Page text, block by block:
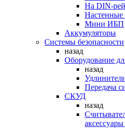
На DIN-
Мини ИБП
Аккумуляторы
Системы безопасности
назад
Оборудование
назад
Передача
СКУД
назад